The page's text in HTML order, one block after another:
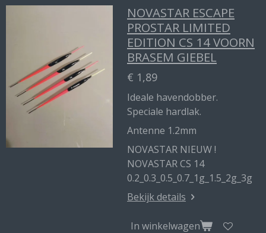
NOVASTAR ESCAPE
PROSTAR LIMITED
EDITION CS 14 VOORN
BRASEM GIEBEL
€ 1,89
Ideale havendobber.
Speciale hardlak.
Antenne 1.2mm
NOVASTAR NIEUW !
NOVASTAR CS 14
0.2_0.3_0.5_0.7_1g_1.5_2g_3g
Bekijk details
In winkelwagen